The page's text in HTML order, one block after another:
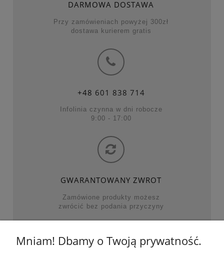
DARMOWA DOSTAWA
Przy zamówieniach powyżej 300zł
dostawa kurierem gratis
+48 601 838 714
Infolinia czynna w dni robocze
9:00 - 17:00
GWARANTOWANY ZWROT
Zamówione produkty możesz
zwrócić bez podania przyczyny
NAJWAŻNIEJSZE KATEGORIE
Mniam! Dbamy o Twoją prywatność.